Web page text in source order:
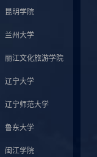
昆明学院
兰州大学
丽江文化旅游学院
辽宁大学
辽宁师范大学
鲁东大学
闽江学院